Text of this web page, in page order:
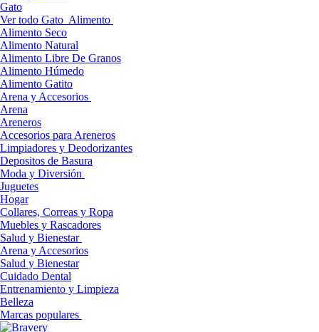
Gato
Ver todo Gato Alimento
Alimento Seco
Alimento Natural
Alimento Libre De Granos
Alimento Húmedo
Alimento Gatito
Arena y Accesorios
Arena
Areneros
Accesorios para Areneros
Limpiadores y Deodorizantes
Depositos de Basura
Moda y Diversión
Juguetes
Hogar
Collares, Correas y Ropa
Muebles y Rascadores
Salud y Bienestar
Arena y Accesorios
Salud y Bienestar
Cuidado Dental
Entrenamiento y Limpieza
Belleza
Marcas populares